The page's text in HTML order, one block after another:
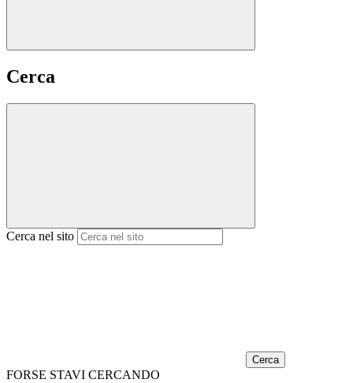
Cerca
Cerca nel sito
Cerca
FORSE STAVI CERCANDO